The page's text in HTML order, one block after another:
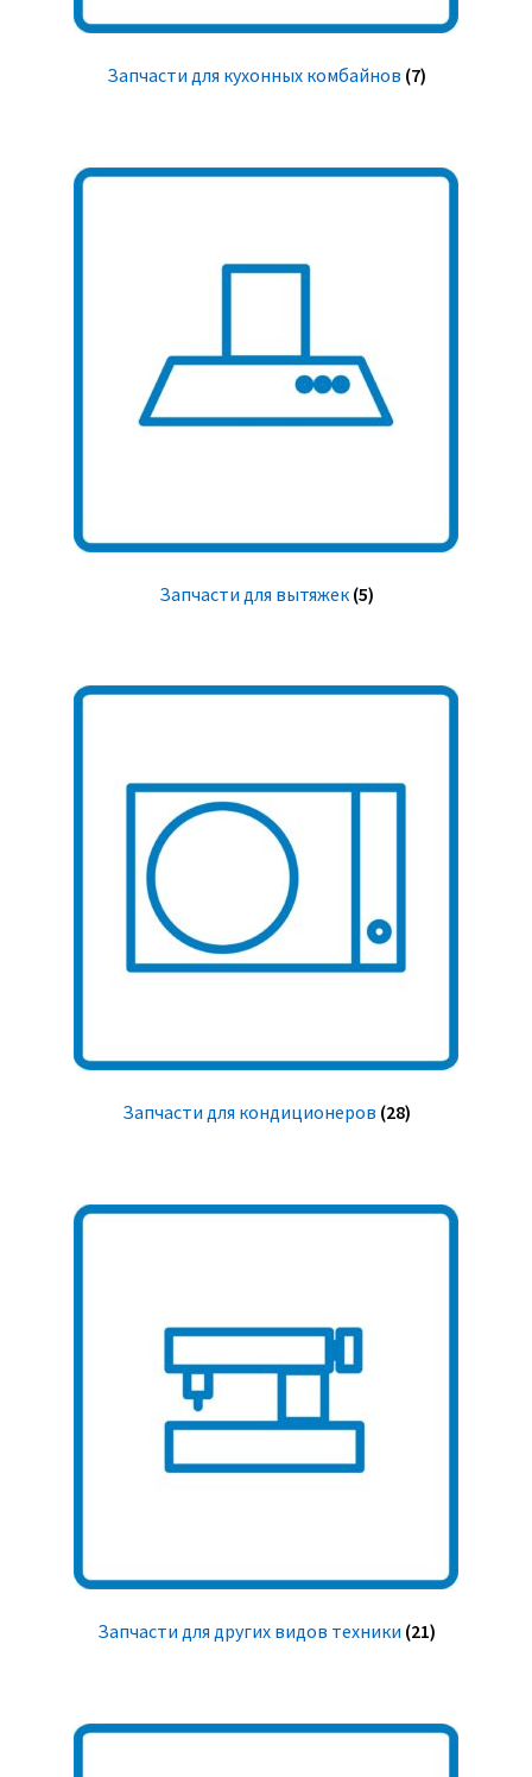
Запчасти для кухонных комбайнов (7)
Запчасти для вытяжек (5)
Запчасти для кондиционеров (28)
Запчасти для других видов техники (21)